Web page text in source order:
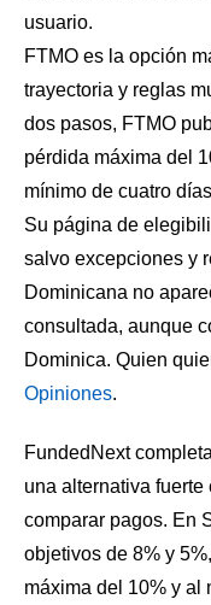
usuario.
FTMO es la opción
trayectoria y reglas
dos pasos, FTMO
pérdida máxima del
mínimo de cuatro
Su página de
salvo excepciones y
Dominicana no
consultada, aunque
Dominica. Quien
Opiniones.
FundedNext
una alternativa
comparar pagos. En
objetivos de 8% y
máxima del 10% y al